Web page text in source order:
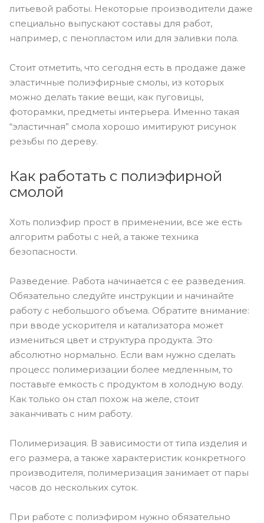
литьевой работы. Некоторые производители даже
специально выпускают составы для работ,
например, с пенопластом или для заливки пола.
Стоит отметить, что сегодня есть в продаже даже
эластичные полиэфирные смолы, из которых
можно делать такие вещи, как пуговицы,
фоторамки, предметы интерьера. Именно такая
“эластичная” смола хорошо имитируют рисунок
резьбы по дереву.
Как работать с полиэфирной
смолой
Хоть полиэфир прост в применении, все же есть
алгоритм работы с ней, а также техника
безопасности.
Разведение. Работа начинается с ее разведения.
Обязательно следуйте инструкции и начинайте
работу с небольшого объема. Обратите внимание:
при вводе ускорителя и катализатора может
измениться цвет и структура продукта. Это
абсолютно нормально. Если вам нужно сделать
процесс полимеризации более медленным, то
поставьте емкость с продуктом в холодную воду.
Как только он стал похож на желе, стоит
заканчивать с ним работу.
Полимеризация. В зависимости от типа изделия и
его размера, а также характеристик конкретного
производителя, полимеризация занимает от пары
часов до нескольких суток.
При работе с полиэфиром нужно обязательно